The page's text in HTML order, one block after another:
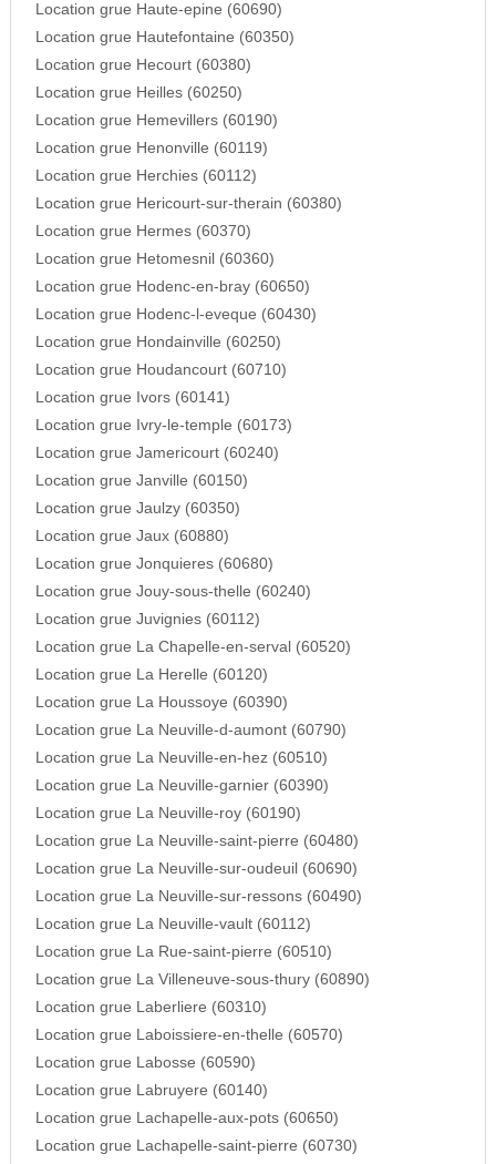
Location grue Haute-epine (60690)
Location grue Hautefontaine (60350)
Location grue Hecourt (60380)
Location grue Heilles (60250)
Location grue Hemevillers (60190)
Location grue Henonville (60119)
Location grue Herchies (60112)
Location grue Hericourt-sur-therain (60380)
Location grue Hermes (60370)
Location grue Hetomesnil (60360)
Location grue Hodenc-en-bray (60650)
Location grue Hodenc-l-eveque (60430)
Location grue Hondainville (60250)
Location grue Houdancourt (60710)
Location grue Ivors (60141)
Location grue Ivry-le-temple (60173)
Location grue Jamericourt (60240)
Location grue Janville (60150)
Location grue Jaulzy (60350)
Location grue Jaux (60880)
Location grue Jonquieres (60680)
Location grue Jouy-sous-thelle (60240)
Location grue Juvignies (60112)
Location grue La Chapelle-en-serval (60520)
Location grue La Herelle (60120)
Location grue La Houssoye (60390)
Location grue La Neuville-d-aumont (60790)
Location grue La Neuville-en-hez (60510)
Location grue La Neuville-garnier (60390)
Location grue La Neuville-roy (60190)
Location grue La Neuville-saint-pierre (60480)
Location grue La Neuville-sur-oudeuil (60690)
Location grue La Neuville-sur-ressons (60490)
Location grue La Neuville-vault (60112)
Location grue La Rue-saint-pierre (60510)
Location grue La Villeneuve-sous-thury (60890)
Location grue Laberliere (60310)
Location grue Laboissiere-en-thelle (60570)
Location grue Labosse (60590)
Location grue Labruyere (60140)
Location grue Lachapelle-aux-pots (60650)
Location grue Lachapelle-saint-pierre (60730)